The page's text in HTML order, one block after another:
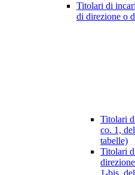
Titolari di
di direzione o
Titolari
co. 1,
tabelle)
Titolari